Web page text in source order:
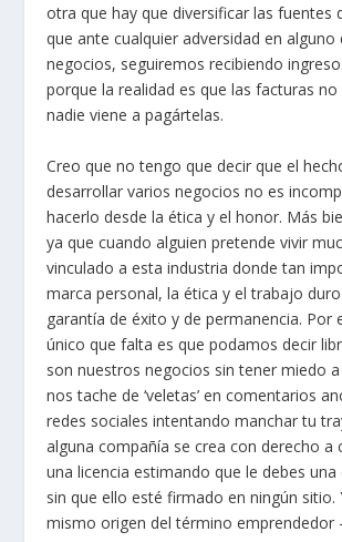
otra que hay que diversificar las fuentes
que ante cualquier adversidad en alguno
negocios, seguiremos recibiendo
porque la realidad es que las facturas no
nadie viene a pagártelas.
Creo que no tengo que decir que el
desarrollar varios negocios no es
hacerlo desde la ética y el honor. Más
ya que cuando alguien pretende vivir
vinculado a esta industria donde tan
marca personal, la ética y el trabajo
garantía de éxito y de permanencia. Por
único que falta es que podamos decir
son nuestros negocios sin tener miedo
nos tache de ‘veletas’ en comentarios
redes sociales intentando manchar tu
alguna compañía se crea con derecho a
una licencia estimando que le debes una
sin que ello esté firmado en ningún sitio.
mismo origen del término emprendedor